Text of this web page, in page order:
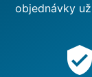
objednávky
verified_user